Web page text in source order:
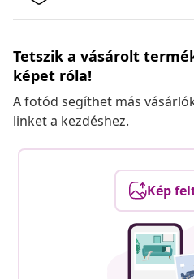
Tetszik a vásárolt
képet róla!
A fotód segíthet más
linket a kezdéshez.
Kép